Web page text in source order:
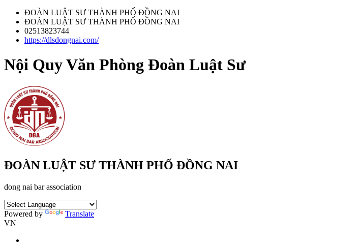
ĐOÀN LUẬT SƯ THÀNH PHỐ ĐỒNG NAI
ĐOÀN LUẬT SƯ THÀNH PHỐ ĐỒNG NAI
02513823744
https://dlsdongnai.com/
Nội Quy Văn Phòng Đoàn Luật Sư
ĐOÀN LUẬT SƯ THÀNH PHỐ ĐỒNG NAI
dong nai bar association
Powered by
Translate
VN